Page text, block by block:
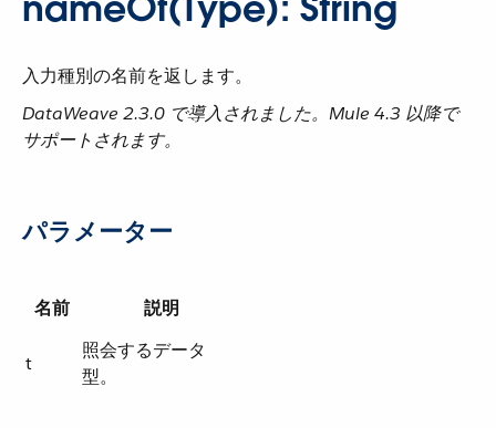
入力種別の名前を返します。
DataWeave 2.3.0 で導入されました。Mule 4.3 以降で
サポートされます。
パラメーター
名前 説明
t
照会するデータ
型。